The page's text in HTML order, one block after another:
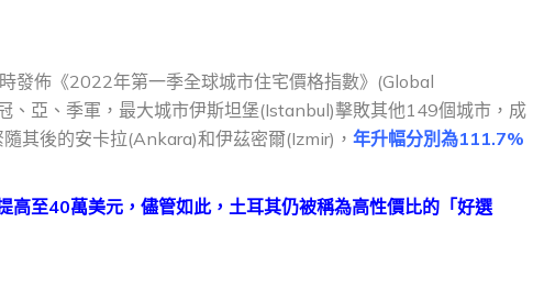
發佈《2022年第一季全球城市住宅價格指數》(Global
亞、季軍，最大城市伊斯坦堡(Istanbul)擊敗其他149個城市，成
其後的安卡拉(Ankara)和伊茲密爾(Izmir)， 年升幅分別為111.7%
至40萬美元，儘管如此，土耳其仍被稱為高性價比的「好選